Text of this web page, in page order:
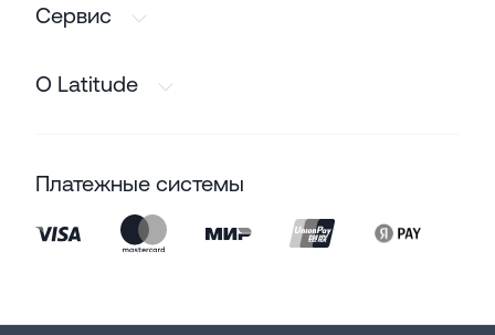
Сервис
О Latitude
Платежные системы